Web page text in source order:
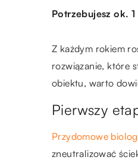
Potrzebujesz ok.
Z każdym rokiem
rozwiązanie, które
obiektu, warto
Pierwszy
Przydomowe
zneutralizować